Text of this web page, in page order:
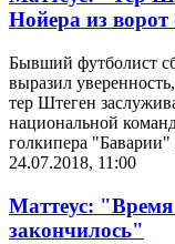
Нойера из
Бывший футболист
выразил
тер Штеген
национальной
голкипера
24.07.2018, 11:00
Маттеус:
закончилось"